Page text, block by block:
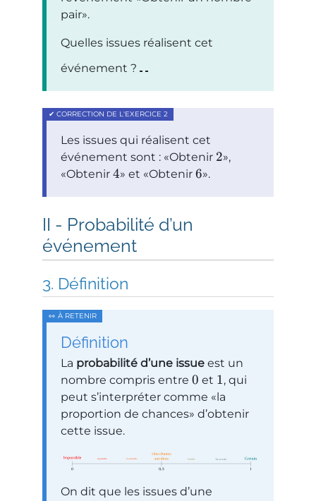
pair .
Quelles issues réalisent cet
événement ?
Les issues qui réalisent cet
événement sont :
Obtenir 2 ,
Obtenir 4 et Obtenir 6 .
Probabilité d’un
événement
Définition
Définition
La probabilité d’une issue est un
nombre compris entre 0 et 1, qui
peut s’interpréter comme
la
proportion de chances
d’obtenir
cette issue.
On dit que les issues d’une